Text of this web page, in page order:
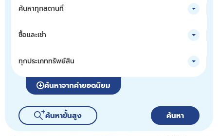
ค้นหาทุกสถานที่
ซื้อและเช่า
ทุกประเภททรัพย์สิน
ค้นหาจากคำยอดนิยม
ค้นหาขั้นสูง ค้นหา